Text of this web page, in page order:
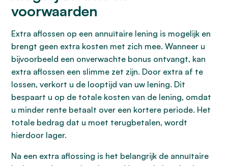
voorwaarden
Extra aflossen op een annuïtaire lening is mogelijk en
brengt geen extra kosten met zich mee. Wanneer u
bijvoorbeeld een onverwachte bonus ontvangt, kan
extra aflossen een slimme zet zijn. Door extra af te
lossen, verkort u de looptijd van uw lening. Dit
bespaart u op de totale kosten van de lening, omdat
u minder rente betaalt over een kortere periode. Het
totale bedrag dat u moet terugbetalen, wordt
hierdoor lager.
Na een extra aflossing is het belangrijk de annuïtaire